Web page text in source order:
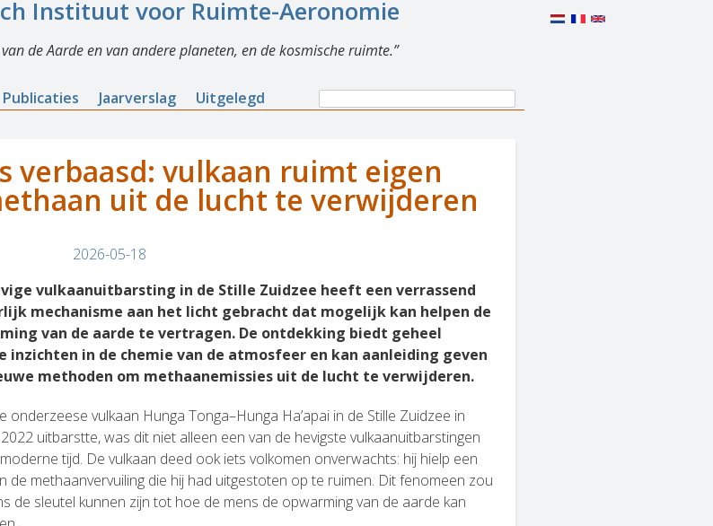
Instituut voor Ruimte-Aeronomie
de Aarde en van andere planeten, en de kosmische ruimte.
Publicaties Jaarverslag Uitgelegd
Search
Search
verbaasd: vulkaan ruimt eigen
uit de lucht te verwijderen
2026-05-18
vulkaanuitbarsting in de Stille Zuidzee heeft een verrassend
mechanisme aan het licht gebracht dat mogelijk kan helpen de
van de aarde te vertragen. De ontdekking biedt geheel
inzichten in de chemie van de atmosfeer en kan aanleiding geven
methoden om methaanemissies uit de lucht te verwijderen.
onderzeese vulkaan Hunga Tonga–Hunga Ha’apai in de Stille Zuidzee in
uitbarstte, was dit niet alleen een van de hevigste vulkaanuitbarstingen
tijd. De vulkaan deed ook iets volkomen onverwachts: hij hielp een
de methaanvervuiling die hij had uitgestoten op te ruimen. Dit fenomeen zou
de sleutel kunnen zijn tot hoe de mens de opwarming van de aarde kan